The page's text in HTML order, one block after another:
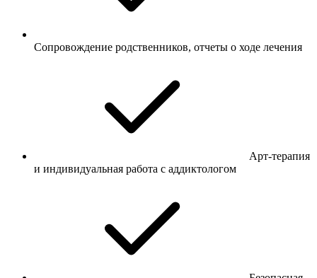
Сопровождение родственников, отчеты о ходе лечения
Арт-терапия
и индивидуальная работа с аддиктологом